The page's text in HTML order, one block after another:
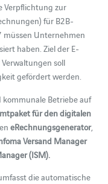
Verpflichtung zur
für B2B-
müssen Unternehmen
haben. Ziel der E-
soll
gefördert werden.
Betriebe auf
für den digitalen
eRechnungsgenerator,
Versand Manager
(ISM).
die automatische